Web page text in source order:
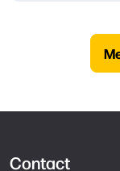
Contact